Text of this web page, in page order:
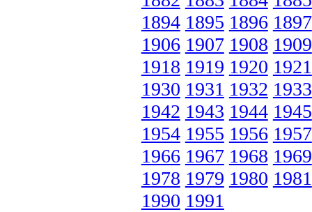
1894 1895 1896 1897
1906 1907 1908 1909
1918 1919 1920 1921
1930 1931 1932 1933
1942 1943 1944 1945
1954 1955 1956 1957
1966 1967 1968 1969
1978 1979 1980 1981
1990 1991